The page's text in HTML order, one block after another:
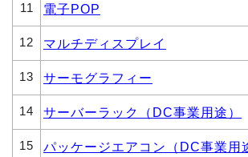
11 電子POP
12 マルチディスプレイ
13 サーモグラフィー
14 サーバーラック（DC事業用途）
15 パッケージエアコン（DC事業用